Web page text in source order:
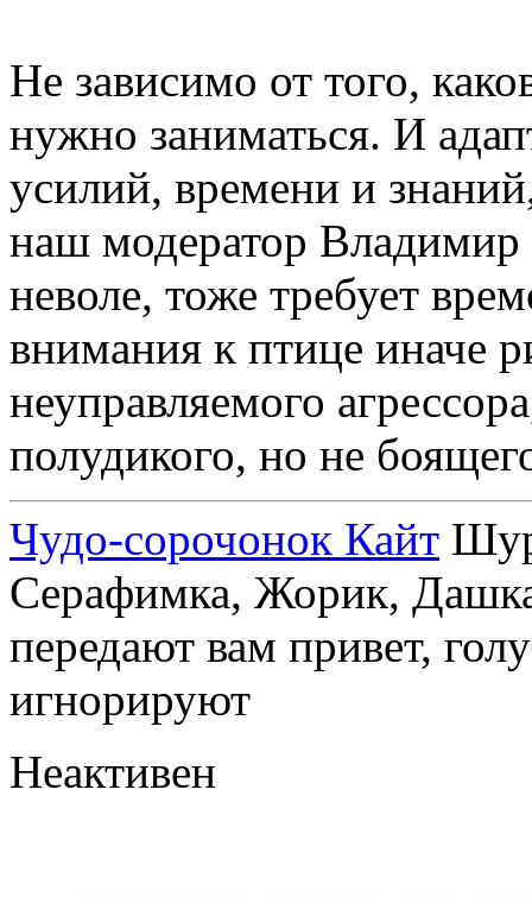
Не зависимо от того,
нужно заниматься. И
усилий, времени и
наш модератор
неволе, тоже требует
внимания к птице иначе
неуправляемого
полудикого, но не
Чудо-сорочонок Кайт
Серафимка, Жорик,
передают вам привет,
игнорируют
Неактивен